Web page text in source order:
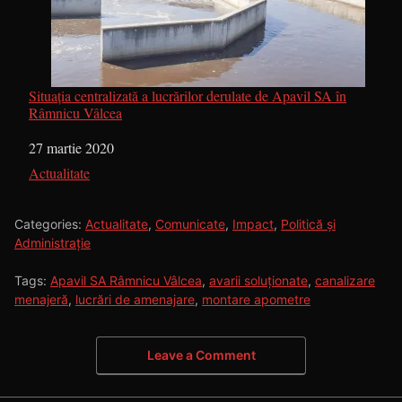
Situaţia centralizată a lucrărilor derulate de Apavil SA în
Râmnicu Vâlcea
Dată
27 martie 2020
În legătură cu
Actualitate
Categories: Actualitate, Comunicate, Impact, Politică și
Administrație
Tags: Apavil SA Râmnicu Vâlcea, avarii soluționate, canalizare
menajeră, lucrări de amenajare, montare apometre
Leave a Comment